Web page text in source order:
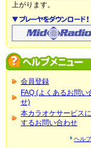
上がります。
会員登録
FAQ (よくあるお問い
せ)
本カラオケサービス
するお問い合わせ
ヘル